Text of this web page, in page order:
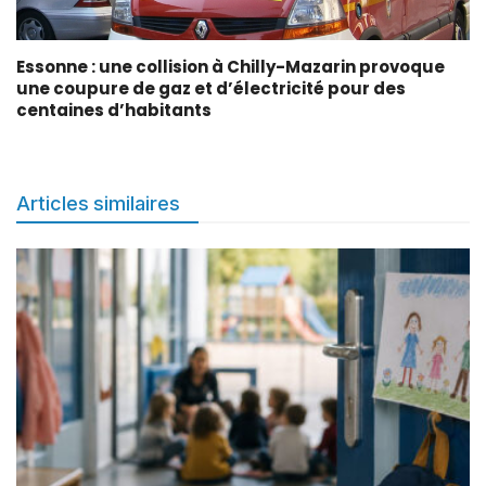
Essonne : une collision à Chilly-Mazarin provoque
une coupure de gaz et d’électricité pour des
centaines d’habitants
Articles similaires